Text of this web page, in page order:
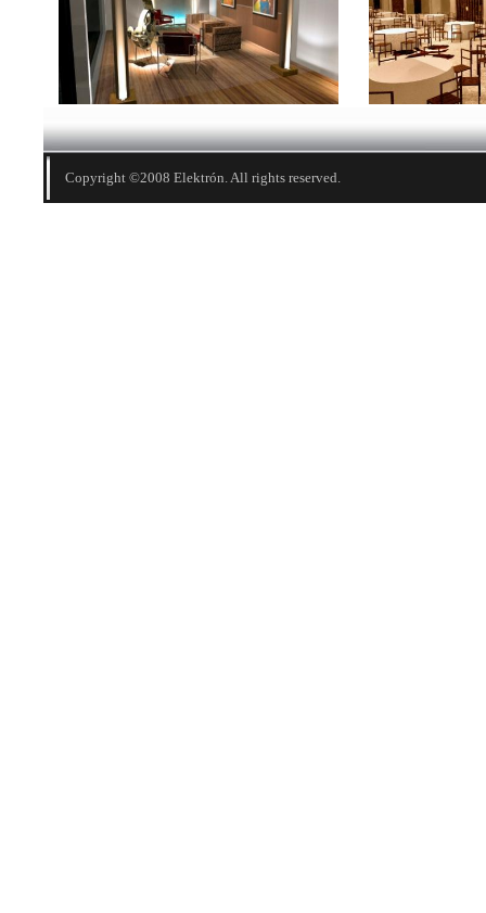
Copyright ©2008 Elektrón. All rights reserved.